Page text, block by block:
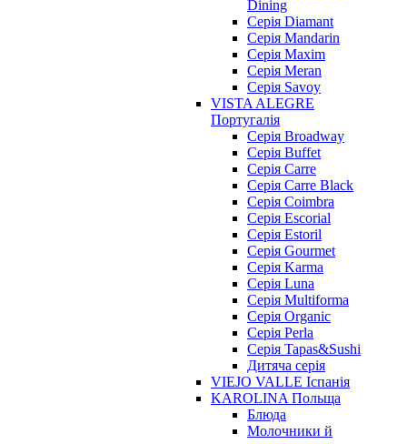
Dining
Cерія Diamant
Cерія Mandarin
Cерія Maxim
Серія Meran
Серія Savoy
VISTA ALEGRE
Португалія
Серія Broadway
Серія Buffet
Серія Carre
Серія Carre Black
Серія Coimbra
Серія Escorial
Серія Estoril
Серія Gourmet
Серія Karma
Серія Luna
Серія Multiforma
Серія Organic
Серія Perla
Серія Tapas&Sushi
Дитяча серія
VIEJO VALLE Іспанія
KAROLINA Польща
Блюда
Молочники й